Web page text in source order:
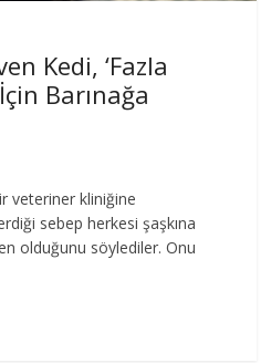
Kedi, ‘Fazla
Barınağa
veteriner kliniğine
sebep herkesi şaşkına
olduğunu söylediler. Onu